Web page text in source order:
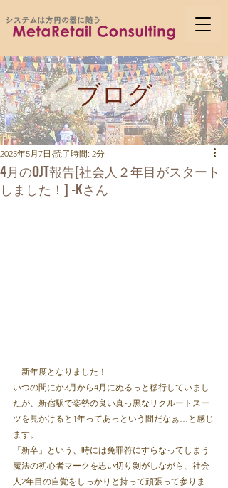
ブログ
4月のOJT報告[社会人２年目がスタート
しました！] -Kさん
2025年5月7日 読了時間: 2分
新年度となりました！
いつの間にか3月から4月にぬるっと移行していまし
たが、新宿駅で姿勢の良い真っ黒なリクルートスー
ツを見かけると1年ってあっという間だなぁ…と感じ
ます。
「新卒」という、時には免罪符にすらなってしまう
魔法の初心者マークを思い切り剝がしながら、社会
人2年目の自覚をしっかりと持って頑張って参りま